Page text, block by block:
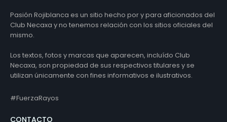
Pasión Rojiblanca es un sitio hecho por y para aficionados del
Club Necaxa y no tenemos relación con los sitios oficiales del
mismo.
Los textos, fotos y marcas que aparecen, incluído Club
Necaxa, son propiedad de sus respectivos titulares y se
utilizan únicamente con fines informativos e ilustrativos.
#FuerzaRayos
CONTACTO